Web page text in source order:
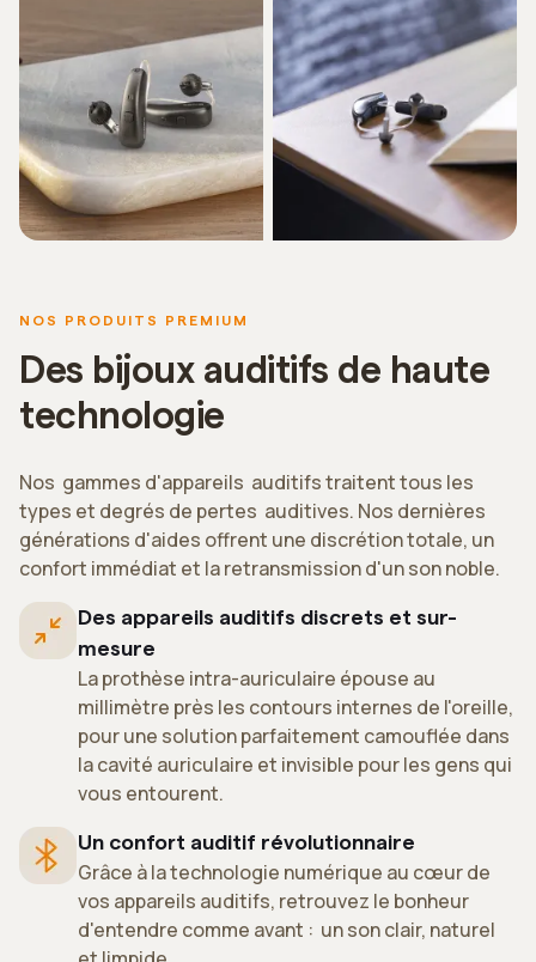
NOS PRODUITS PREMIUM
Des bijoux auditifs de haute
technologie
Nos gammes d'appareils auditifs traitent tous les
types et degrés de pertes auditives. Nos dernières
générations d'aides offrent une discrétion totale, un
confort immédiat et la retransmission d'un son noble.
Des appareils auditifs discrets et sur-
mesure
La prothèse intra-auriculaire épouse au
millimètre près les contours internes de l'oreille,
pour une solution parfaitement camouflée dans
la cavité auriculaire et invisible pour les gens qui
vous entourent.
Un confort auditif révolutionnaire
Grâce à la technologie numérique au cœur de
vos appareils auditifs, retrouvez le bonheur
d'entendre comme avant : un son clair, naturel